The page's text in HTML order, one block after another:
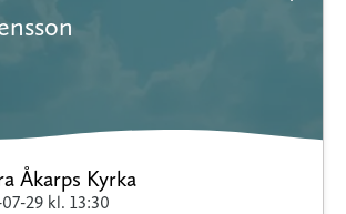
Åkarps Kyrka
29 kl. 13:30